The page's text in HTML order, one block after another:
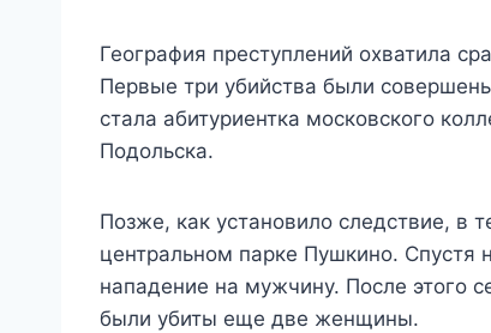
География преступлений охватила
Первые три убийства были
стала абитуриентка московского
Подольска.
Позже, как установило следствие, в
центральном парке Пушкино. Спустя
нападение на мужчину. После этого
были убиты еще две женщины.